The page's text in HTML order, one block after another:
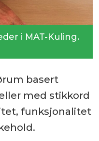
i MAT-Kuling.
basert
med stikkord
funksjonalitet